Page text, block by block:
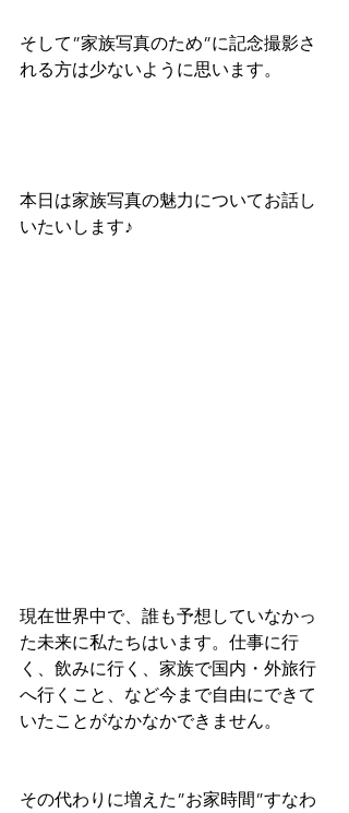
そして”家族写真のため”に記念撮影さ
れる方は少ないように思います。
本日は家族写真の魅力についてお話し
いたいします♪
現在世界中で、誰も予想していなかっ
た未来に私たちはいます。仕事に行
く、飲みに行く、家族で国内・外旅行
へ行くこと、など今まで自由にできて
いたことがなかなかできません。
その代わりに増えた”お家時間”すなわ